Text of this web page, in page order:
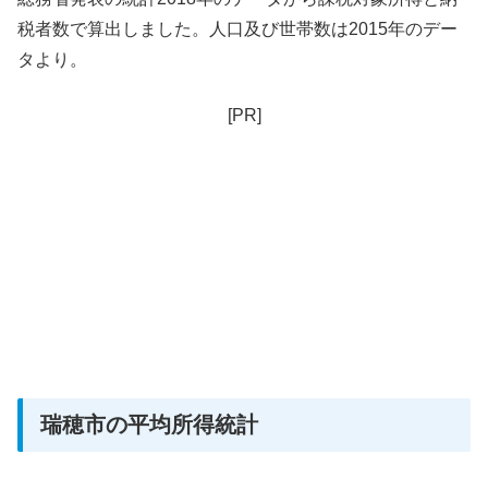
税者数で算出しました。人口及び世帯数は2015年のデー
タより。
[PR]
瑞穂市の平均所得統計